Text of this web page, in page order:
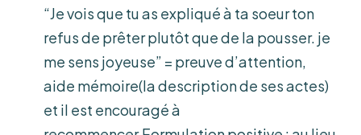
“Je vois que tu as expliqué à ta soeur ton
refus de prêter plutôt que de la pousser. je
me sens joyeuse” = preuve d’attention,
aide mémoire(la description de ses actes)
et il est encouragé à